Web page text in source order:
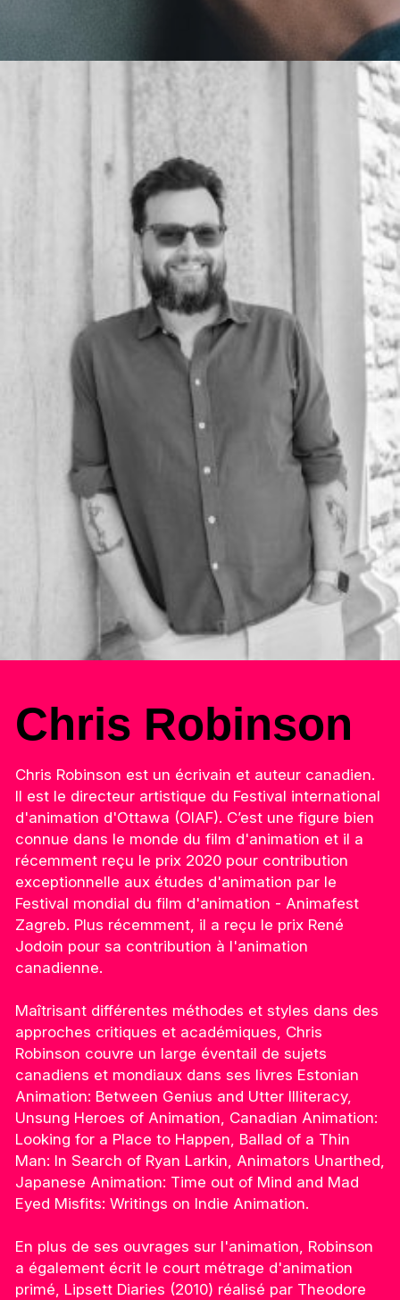
Chris Robinson
Chris Robinson est un écrivain et auteur canadien.
Il est le directeur artistique du Festival international
d'animation d'Ottawa (OIAF). C’est une figure bien
connue dans le monde du film d'animation et il a
récemment reçu le prix 2020 pour contribution
exceptionnelle aux études d'animation par le
Festival mondial du film d'animation - Animafest
Zagreb. Plus récemment, il a reçu le prix René
Jodoin pour sa contribution à l'animation
canadienne.
Maîtrisant différentes méthodes et styles dans des
approches critiques et académiques, Chris
Robinson couvre un large éventail de sujets
canadiens et mondiaux dans ses livres Estonian
Animation: Between Genius and Utter Illiteracy,
Unsung Heroes of Animation, Canadian Animation:
Looking for a Place to Happen, Ballad of a Thin
Man: In Search of Ryan Larkin, Animators Unarthed,
Japanese Animation: Time out of Mind and Mad
Eyed Misfits: Writings on Indie Animation.
En plus de ses ouvrages sur l'animation, Robinson
a également écrit le court métrage d'animation
primé, Lipsett Diaries (2010) réalisé par Theodore